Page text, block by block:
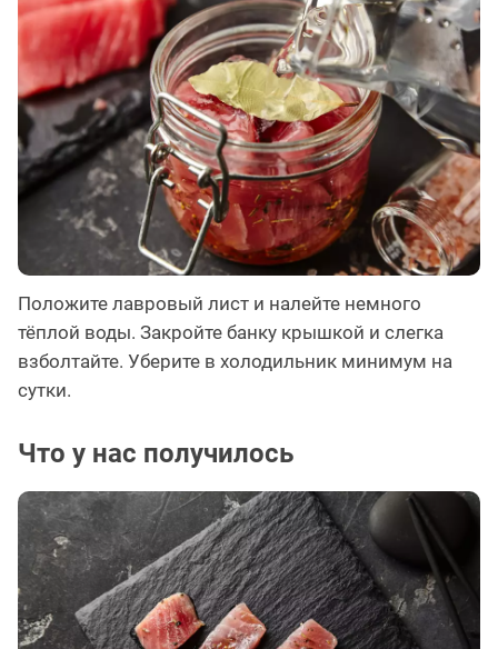
Положите лавровый лист и налейте немного
тёплой воды. Закройте банку крышкой и слегка
взболтайте. Уберите в холодильник минимум на
сутки.
Что у нас получилось